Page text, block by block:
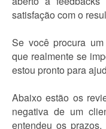
satisfação com o
Se você procura
que realmente se
estou pronto para
Abaixo estão os
negativa de um
entendeu os